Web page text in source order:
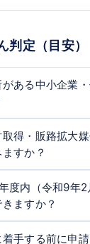
判定（目安）
ある中小企業
得・販路拡大
すか？
度内（令和9年
ますか？
手する前に申